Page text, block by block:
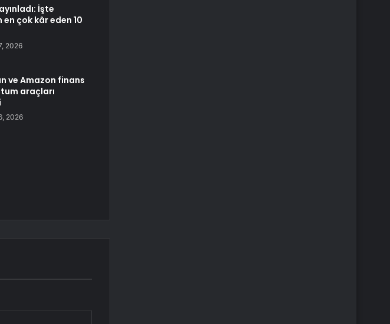
İşte
en çok kâr eden 10
2026
ve Amazon finans
araçları
2026